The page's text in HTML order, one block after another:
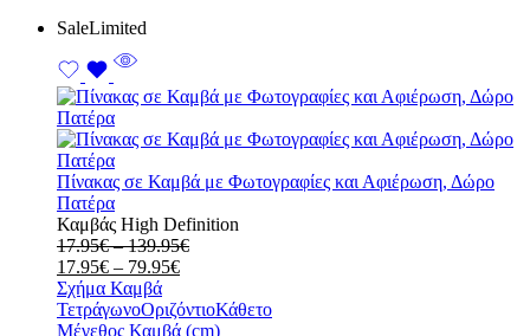
SaleLimited
Πίνακας σε Καμβά με Φωτογραφίες και Αφιέρωση, Δώρο
Πατέρα
Καμβάς High Definition
17.95€ – 139.95€Price
through
139.95€
17.95€ – 79.95€Price
17.95€
through
Σχήμα Καμβά
ΤετράγωνοΟριζόντιοΚάθετο
Μέγεθος Καμβά (cm)